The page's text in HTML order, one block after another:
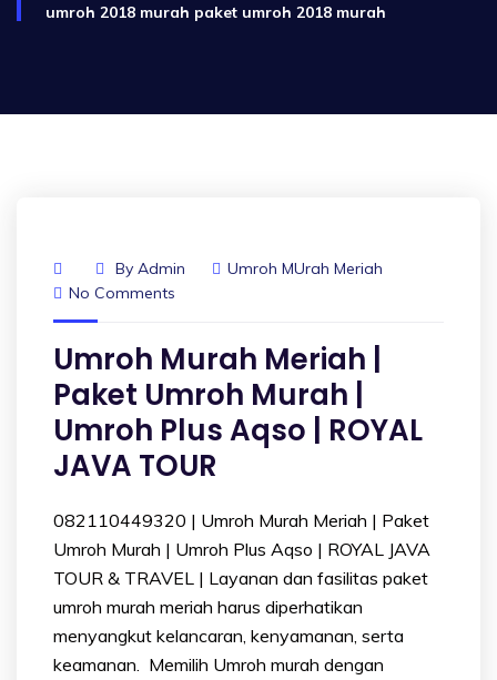
umroh 2018 murah paket umroh 2018 murah
By Admin
Umroh MUrah Meriah
No Comments
Umroh Murah Meriah |
Paket Umroh Murah |
Umroh Plus Aqso | ROYAL
JAVA TOUR
082110449320 | Umroh Murah Meriah | Paket
Umroh Murah | Umroh Plus Aqso | ROYAL JAVA
TOUR & TRAVEL | Layanan dan fasilitas paket
umroh murah meriah harus diperhatikan
menyangkut kelancaran, kenyamanan, serta
keamanan. Memilih Umroh murah dengan